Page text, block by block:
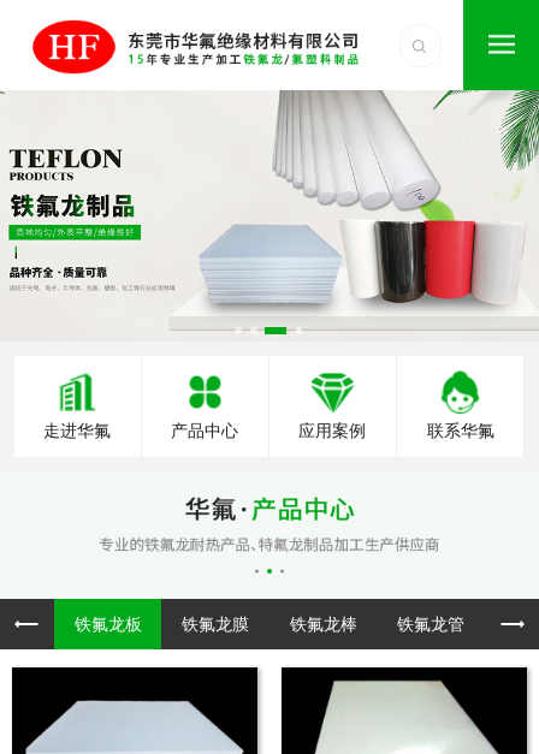
走进华氟 产品中心 应用案例 联系华氟
铁氟龙板 铁氟龙膜 铁氟龙棒 铁氟龙管 透